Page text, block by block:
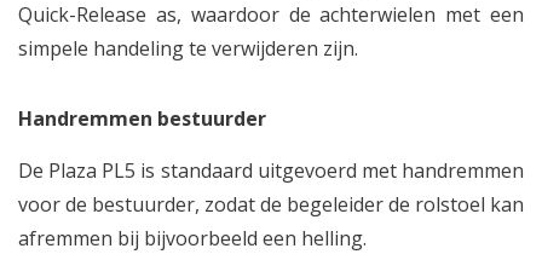
Quick-Release as, waardoor de achterwielen met een
simpele handeling te verwijderen zijn.
Handremmen bestuurder
De Plaza PL5 is standaard uitgevoerd met handremmen
voor de bestuurder, zodat de begeleider de rolstoel kan
afremmen bij bijvoorbeeld een helling.